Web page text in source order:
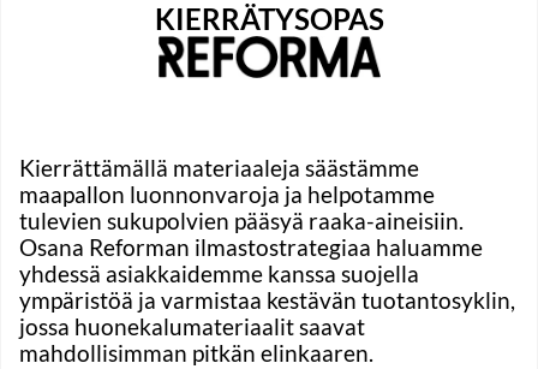
KIERRÄTYSOPAS
Kierrättämällä materiaaleja säästämme
maapallon luonnonvaroja ja helpotamme
tulevien sukupolvien pääsyä raaka-aineisiin.
Osana Reforman ilmastostrategiaa haluamme
yhdessä asiakkaidemme kanssa suojella
ympäristöä ja varmistaa kestävän tuotantosyklin,
jossa huonekalumateriaalit saavat
mahdollisimman pitkän elinkaaren.